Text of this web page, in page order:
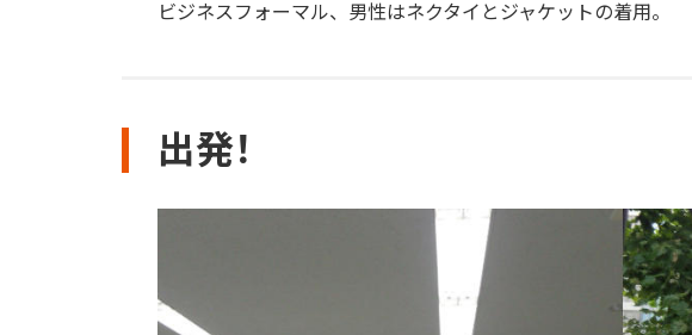
ビジネスフォーマル、男性はネクタイとジャケットの着用。
出発！